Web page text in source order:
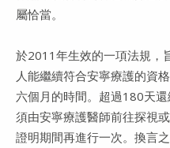
屬恰當。
於2011年生效的一項法規，
人能繼續符合安寧療護的資
六個月的時間。超過180天
須由安寧療護醫師前往探視
證明期間再進行一次。換言